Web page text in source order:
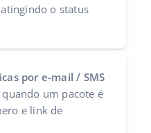
o status
por e-mail / SMS
um pacote é
e link de